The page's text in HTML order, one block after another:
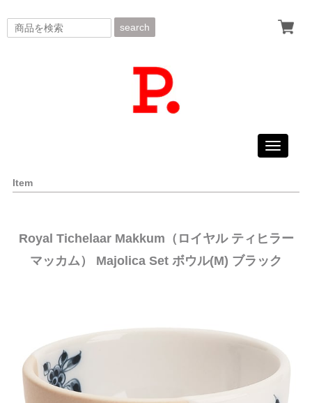
search
Toggle
Item
Royal Tichelaar Makkum（ロイヤル ティヒラー
マッカム） Majolica Set ボウル(M) ブラック